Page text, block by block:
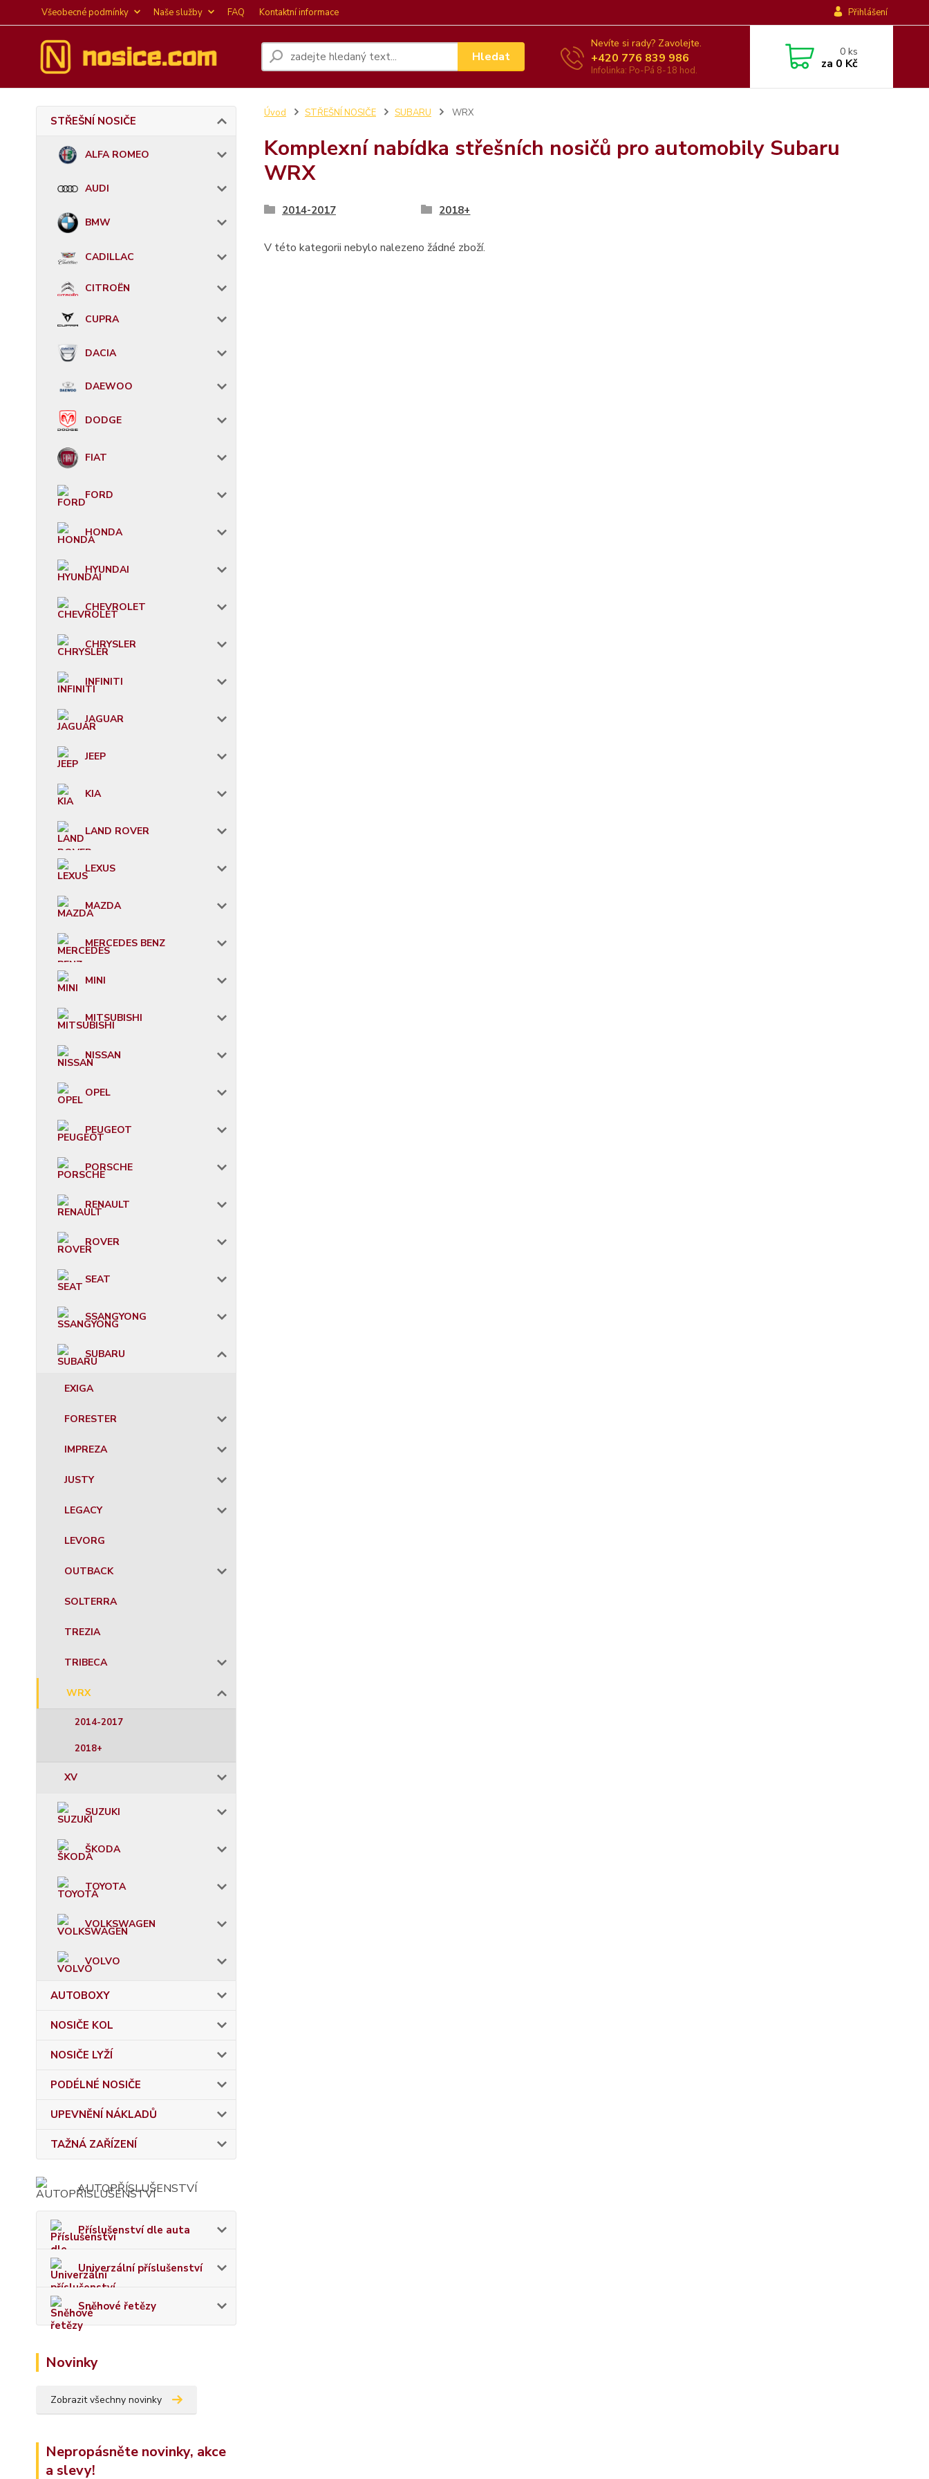
Všeobecné podmínky Naše služby FAQ Kontaktní informace Přihlášení
Hledat
Nevíte si rady? Zavolejte.
+420 776 839 986
Infolinka: Po-Pá 8-18 hod.
0ks
za 0 Kč
STŘEŠNÍ NOSIČE
ALFA ROMEO
AUDI
BMW
CADILLAC
CITROËN
CUPRA
DACIA
DAEWOO
DODGE
FIAT
FORD
HONDA
HYUNDAI
CHEVROLET
CHRYSLER
INFINITI
JAGUAR
JEEP
KIA
LAND ROVER
LEXUS
MAZDA
MERCEDES BENZ
MINI
MITSUBISHI
NISSAN
OPEL
PEUGEOT
PORSCHE
RENAULT
ROVER
SEAT
SSANGYONG
SUBARU
EXIGA
FORESTER
IMPREZA
JUSTY
LEGACY
LEVORG
OUTBACK
SOLTERRA
TREZIA
TRIBECA
WRX
2014-2017
2018+
XV
SUZUKI
ŠKODA
TOYOTA
VOLKSWAGEN
VOLVO
AUTOBOXY
NOSIČE KOL
NOSIČE LYŽÍ
PODÉLNÉ NOSIČE
UPEVNĚNÍ NÁKLADŮ
TAŽNÁ ZAŘÍZENÍ
AUTOPŘÍSLUŠENSTVÍ
Příslušenství dle auta
Univerzální příslušenství
Sněhové řetězy
Novinky
Zobrazit všechny novinky
Nepropásněte novinky, akce
a slevy!
Úvod STŘEŠNÍ NOSIČE SUBARU WRX
Komplexní nabídka střešních nosičů pro automobily Subaru
WRX
2014-2017 2018+
V této kategorii nebylo nalezeno žádné zboží.